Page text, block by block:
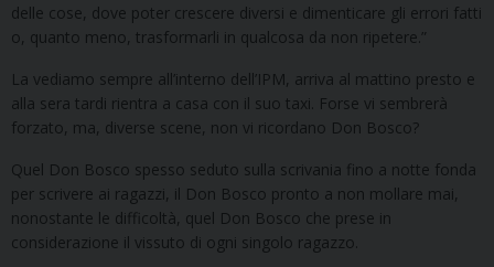
delle cose, dove poter crescere diversi e dimenticare gli errori fatti
o, quanto meno, trasformarli in qualcosa da non ripetere.”
La vediamo sempre all’interno dell’IPM, arriva al mattino presto e
alla sera tardi rientra a casa con il suo taxi. Forse vi sembrerà
forzato, ma, diverse scene, non vi ricordano Don Bosco?
Quel Don Bosco spesso seduto sulla scrivania fino a notte fonda
per scrivere ai ragazzi, il Don Bosco pronto a non mollare mai,
nonostante le difficoltà, quel Don Bosco che prese in
considerazione il vissuto di ogni singolo ragazzo.